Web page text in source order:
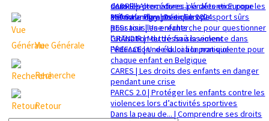
sexuelle
Mémorandum politique 2024
dans les procédures pénales en Europe
360 Safe Play | Des clubs de sport sûrs
pour tous les enfants
GRANDIR | Mettre fin à la violence dans
l’éducation : de la loi à la pratique
CADRE | Alternatives à la détention pour les
enfants migrants en Europe
RESsaisir | Une recherche pour questionner
l'utilisation du déssaisissement
PREFACE | Une éducation non-violente pour
chaque enfant en Belgique
CARES | Les droits des enfants en danger
pendant une crise
PARCS 2.0 | Protéger les enfants contre les
violences lors d’activités sportives
Dans la peau de... | Comprendre ses droits
Vue Générale
Recherche
Retour